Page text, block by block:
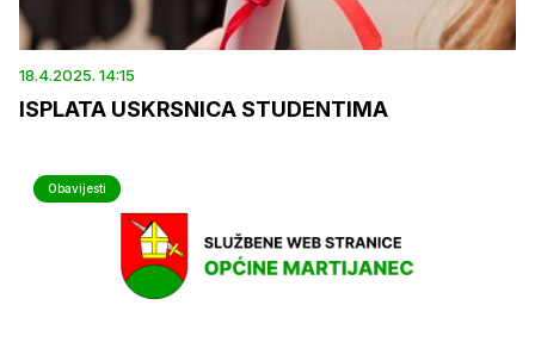
18.4.2025. 14:15
ISPLATA USKRSNICA STUDENTIMA
Obavijesti